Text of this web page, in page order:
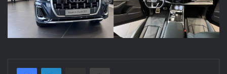
Compartir por correo electrónicoImprimir